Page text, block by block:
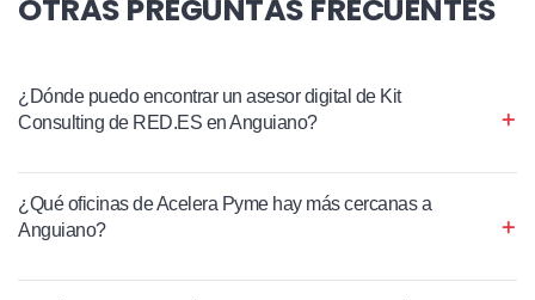
OTRAS PREGUNTAS FRECUENTES
¿Dónde puedo encontrar un asesor digital de Kit
Consulting de RED.ES en Anguiano?
¿Qué oficinas de Acelera Pyme hay más cercanas a
Anguiano?